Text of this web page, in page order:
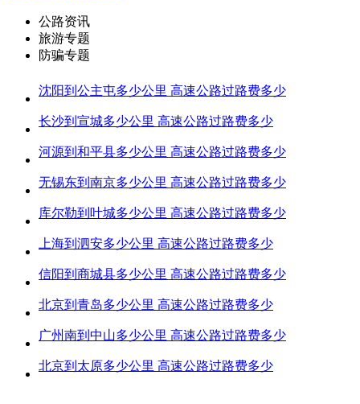
公路资讯
旅游专题
防骗专题
沈阳到公主屯多少公里 高速公路过路费多少
长沙到宣城多少公里 高速公路过路费多少
河源到和平县多少公里 高速公路过路费多少
无锡东到南京多少公里 高速公路过路费多少
库尔勒到叶城多少公里 高速公路过路费多少
上海到泗安多少公里 高速公路过路费多少
信阳到商城县多少公里 高速公路过路费多少
北京到青岛多少公里 高速公路过路费多少
广州南到中山多少公里 高速公路过路费多少
北京到太原多少公里 高速公路过路费多少